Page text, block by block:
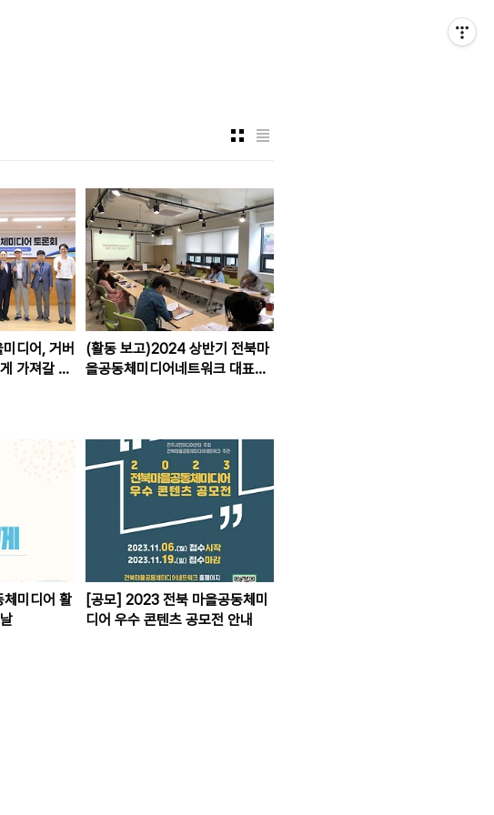
디어, 거버
가져갈 것
(활동 보고)2024 상반기 전북마
을공동체미디어네트워크 대표자
미디어 활
[공모] 2023 전북 마을공동체미
디어 우수 콘텐츠 공모전 안내